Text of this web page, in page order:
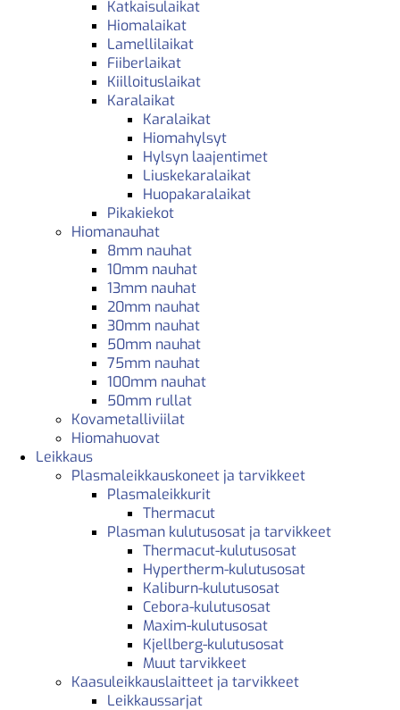
Katkaisulaikat
Hiomalaikat
Lamellilaikat
Fiiberlaikat
Kiilloituslaikat
Karalaikat
Karalaikat
Hiomahylsyt
Hylsyn laajentimet
Liuskekaralaikat
Huopakaralaikat
Pikakiekot
Hiomanauhat
8mm nauhat
10mm nauhat
13mm nauhat
20mm nauhat
30mm nauhat
50mm nauhat
75mm nauhat
100mm nauhat
50mm rullat
Kovametalliviilat
Hiomahuovat
Leikkaus
Plasmaleikkauskoneet ja tarvikkeet
Plasmaleikkurit
Thermacut
Plasman kulutusosat ja tarvikkeet
Thermacut-kulutusosat
Hypertherm-kulutusosat
Kaliburn-kulutusosat
Cebora-kulutusosat
Maxim-kulutusosat
Kjellberg-kulutusosat
Muut tarvikkeet
Kaasuleikkauslaitteet ja tarvikkeet
Leikkaussarjat